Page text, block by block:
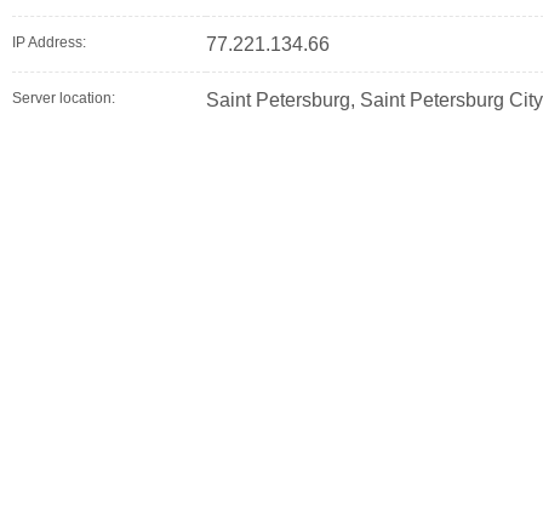
IP Address: 77.221.134.66
Server location: Saint Petersburg, Saint Petersburg